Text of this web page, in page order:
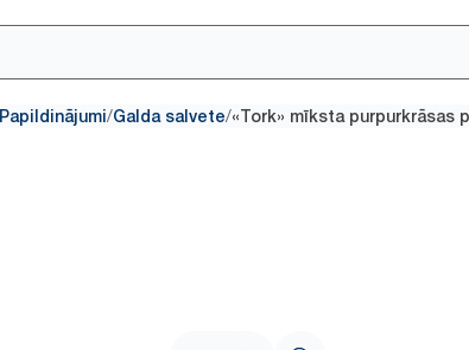
Papildinājumi/Galda salvete/«Tork» mīksta purpurkrāsas